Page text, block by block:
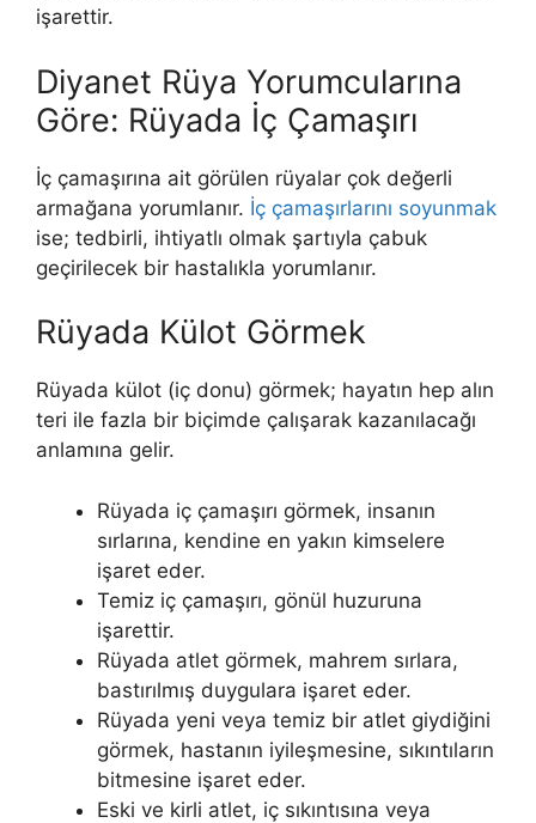
işarettir.
Diyanet Rüya Yorumcularına
Göre: Rüyada İç Çamaşırı
İç çamaşırına ait görülen rüyalar çok değerli
armağana yorumlanır. İç çamaşırlarını soyunmak
ise; tedbirli, ihtiyatlı olmak şartıyla çabuk
geçirilecek bir hastalıkla yorumlanır.
Rüyada Külot Görmek
Rüyada külot (iç donu) görmek; hayatın hep alın
teri ile fazla bir biçimde çalışarak kazanılacağı
anlamına gelir.
Rüyada iç çamaşırı görmek, insanın
sırlarına, kendine en yakın kimselere
işaret eder.
Temiz iç çamaşırı, gönül huzuruna
işarettir.
Rüyada atlet görmek, mahrem sırlara,
bastırılmış duygulara işaret eder.
Rüyada yeni veya temiz bir atlet giydiğini
görmek, hastanın iyileşmesine, sıkıntıların
bitmesine işaret eder.
Eski ve kirli atlet, iç sıkıntısına veya